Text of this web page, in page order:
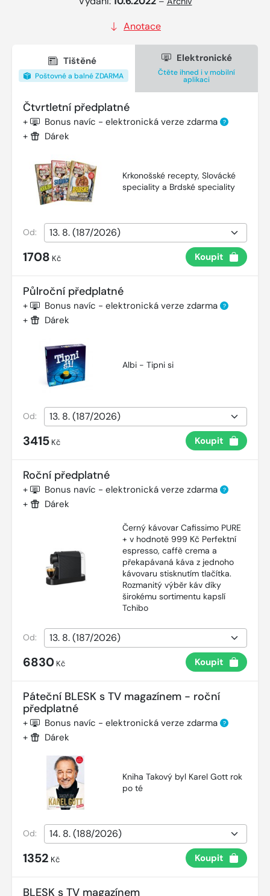
Anotace
Tištěné
Poštovné a balné ZDARMA
Elektronické
Čtěte ihned i v mobilní
aplikaci
Čtvrtletní předplatné
+ Bonus navíc - elektronická verze zdarma ?
+ Dárek
Krkonošské recepty, Slovácké
speciality a Brdské speciality
Od:
1708 Kč Koupit
Půlroční předplatné
+ Bonus navíc - elektronická verze zdarma ?
+ Dárek
Albi - Tipni si
Od:
3415 Kč Koupit
Roční předplatné
+ Bonus navíc - elektronická verze zdarma ?
+ Dárek
Černý kávovar Cafissimo PURE
+ v hodnotě 999 Kč Perfektní
espresso, caffè crema a
překapávaná káva z jednoho
kávovaru stisknutím tlačítka.
Rozmanitý výběr káv díky
širokému sortimentu kapslí
Tchibo
Od:
6830 Kč Koupit
Páteční BLESK s TV magazínem - roční
předplatné
+ Bonus navíc - elektronická verze zdarma ?
+ Dárek
Kniha Takový byl Karel Gott rok
po té
Od:
1352 Kč Koupit
BLESK s TV magazínem